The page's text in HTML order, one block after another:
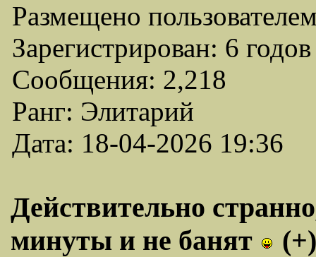
Размещено
Зарегистрирован: 6
Сообщения: 2,218
Ранг: Элитарий
Дата: 18-04-2026 19:36
Действительно
минуты и не банят
(+)